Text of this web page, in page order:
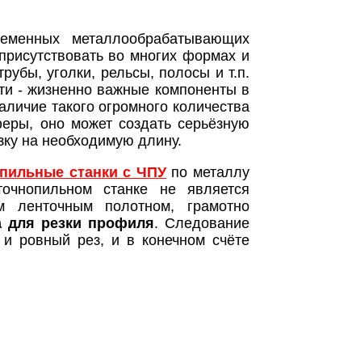
металлообрабатывающих
во многих формах и
уголки, рельсы, полосы и т.п.
- жизненно важные компоненты в
такого огромного количества
оно может создать серьёзную
на необходимую длину.
станки с ЧПУпо металлу
станке не является
полотном, грамотно
для резки профиля. Следование
и ровный рез, и в конечном счёте